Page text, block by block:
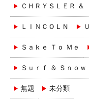
ＣＨＲＹＳＬＥＲ ＆
ＬＩＮＣＯＬＮ
Ｓａｋｅ Ｔｏ Ｍｅ
Ｓｕｒｆ ＆ Ｓｎｏｗ
無題 未分類